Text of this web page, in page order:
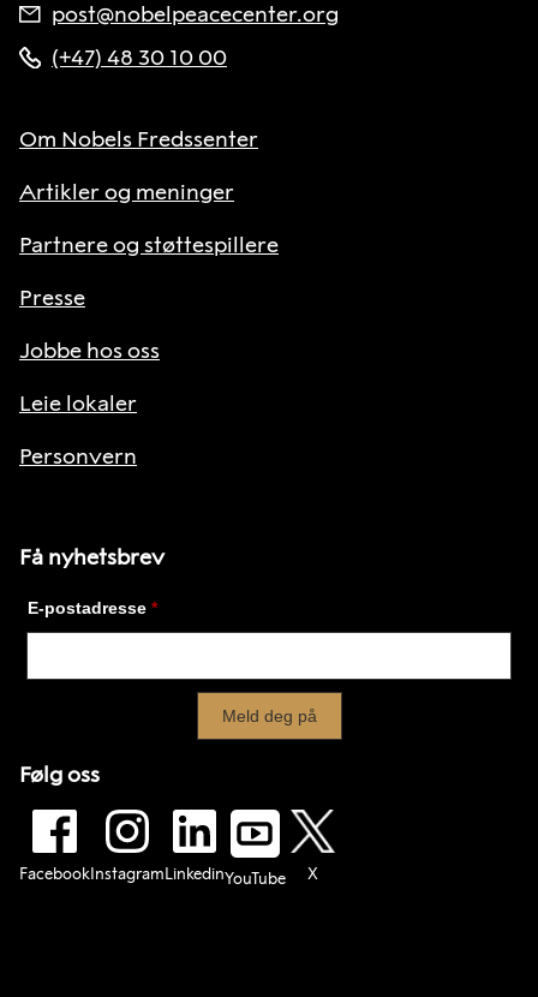
post@nobelpeacecenter.org
(+47) 48 30 10 00
Om Nobels Fredssenter
Artikler og meninger
Partnere og støttespillere
Presse
Jobbe hos oss
Leie lokaler
Personvern
Få nyhetsbrev
Følg oss
Facebook Instagram LinkedinYouTube X